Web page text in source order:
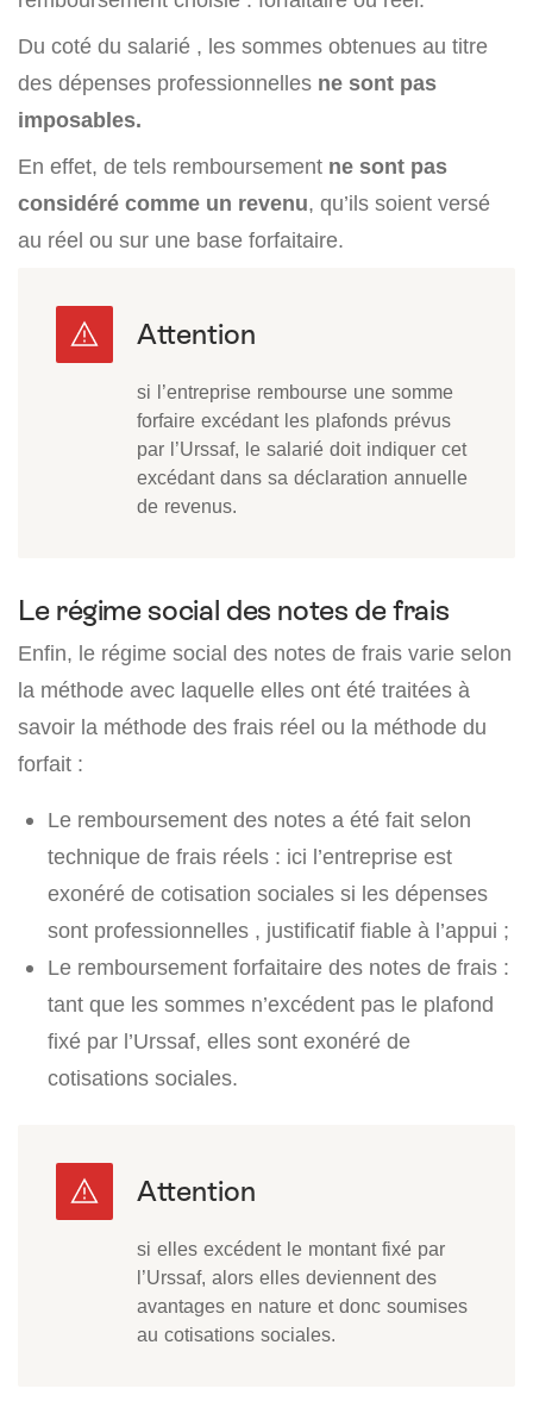
Du coté du salarié , les sommes obtenues au titre
des dépenses professionnelles ne sont pas
imposables.
En effet, de tels remboursement ne sont pas
considéré comme un revenu, qu’ils soient versé
au réel ou sur une base forfaitaire.
si l’entreprise rembourse une somme
forfaire excédant les plafonds prévus
par l’Urssaf, le salarié doit indiquer cet
excédant dans sa déclaration annuelle
de revenus.
Le régime social des notes de frais
Enfin, le régime social des notes de frais varie selon
la méthode avec laquelle elles ont été traitées à
savoir la méthode des frais réel ou la méthode du
forfait :
Le remboursement des notes a été fait selon
technique de frais réels : ici l’entreprise est
exonéré de cotisation sociales si les dépenses
sont professionnelles , justificatif fiable à l’appui ;
Le remboursement forfaitaire des notes de frais :
tant que les sommes n’excédent pas le plafond
fixé par l’Urssaf, elles sont exonéré de
cotisations sociales.
si elles excédent le montant fixé par
l’Urssaf, alors elles deviennent des
avantages en nature et donc soumises
au cotisations sociales.